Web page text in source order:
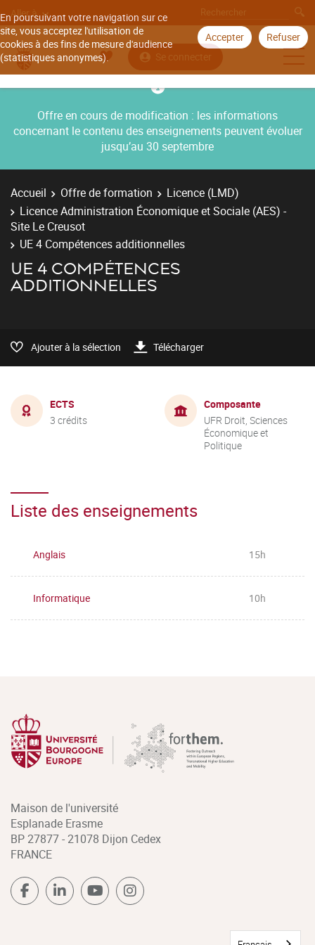
En poursuivant votre navigation sur ce
site, vous acceptez l'utilisation de
cookies à des fins de mesure d'audience
(statistiques anonymes).
Accepter Refuser
Aller à
Se connecter
Offre en cours de modification : les informations
concernant le contenu des enseignements peuvent évoluer
jusqu’au 30 septembre
Accueil Offre de formation
Licence (LMD)
Licence Administration Économique et Sociale (AES) -
Site Le Creusot
UE 4 Compétences additionnelles
UE 4 COMPÉTENCES
ADDITIONNELLES
Ajouter à la sélection Télécharger
ECTS
3 crédits
Composante
UFR Droit, Sciences
Économique et
Politique
Liste des enseignements
Anglais 15h
Informatique 10h
Maison de l'université
Esplanade Erasme
BP 27877 - 21078 Dijon Cedex
FRANCE